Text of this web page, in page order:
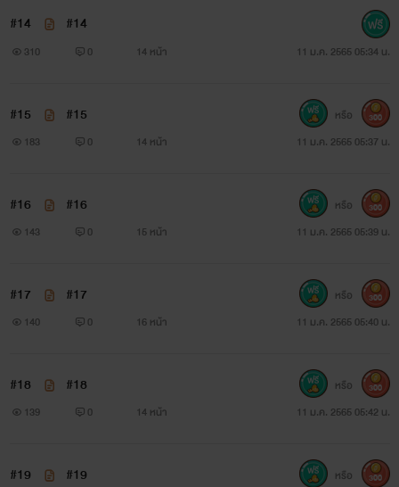
#14 #14
310 0 14 หน้า 11 ม.ค. 2565 05:34 น.
#15 #15
183 0 14 หน้า 11 ม.ค. 2565 05:37 น.
หรือ 300
#16 #16
143 0 15 หน้า 11 ม.ค. 2565 05:39 น.
หรือ 300
#17 #17
140 0 16 หน้า 11 ม.ค. 2565 05:40 น.
หรือ 300
#18 #18
139 0 14 หน้า 11 ม.ค. 2565 05:42 น.
หรือ 300
#19 #19 หรือ 300